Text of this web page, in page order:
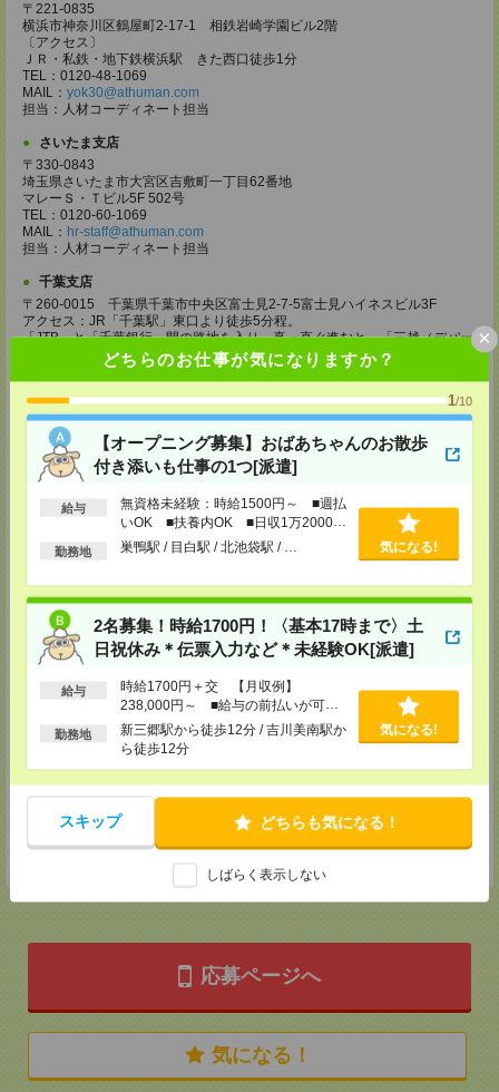
どちらのお仕事が気になりますか？
1/10
【オープニング募集】おばあちゃんのお散歩
付き添いも仕事の1つ[派遣]
給与
無資格未経験：時給1500円～ ■週払
いOK ■扶養内OK ■日収1万2000円
以上
勤務地 巣鴨駅 / 目白駅 / 北池袋駅 / … 気になる!
2名募集！時給1700円！〈基本17時まで〉土
日祝休み＊伝票入力など＊未経験OK[派遣]
給与
時給1700円＋交 【月収例】
238,000円～ ■給与の前払いが可能
な速払いサービスあり
勤務地
新三郷駅から徒歩12分 / 吉川美南駅か
ら徒歩12分
気になる!
スキップ どちらも気になる！
しばらく表示しない
×
〒221-0835
横浜市神奈川区鶴屋町2-17-1 相鉄岩崎学園ビル2階
〔アクセス〕
ＪＲ・私鉄・地下鉄横浜駅 きた西口徒歩1分
TEL：0120-48-1069
MAIL： yok30@athuman.com
担当：人材コーディネート担当
さいたま支店
〒330-0843
埼玉県さいたま市大宮区吉敷町一丁目62番地
マレーＳ・Ｔビル5F 502号
TEL：0120-60-1069
MAIL： hr-staff@athuman.com
担当：人材コーディネート担当
千葉支店
〒260-0015 千葉県千葉市中央区富士見2-7-5富士見ハイネスビル3F
アクセス：JR「千葉駅」東口より徒歩5分程。
「JTB」と「千葉銀行」間の路地を入り、真っ直ぐ進むと、「三越（デパー
ト）」のロゴの建物が見えてきます。建物の前を通り過ぎると、「三越」角
の交差点へ出ます。交差点を渡って右手に進みます。左手に1Fに「ファミ
TEL：0120-76-1069
MAIL：chi30@athuman.com
担当：コーディネート担当
高崎支店（旧：前橋支店）
群馬県高崎市八島町274 高崎高徳ビル 4F
[アクセス]
ＪＲ高崎駅より徒歩3分
MAIL：tks30@athuman.com
担当：人材コーディネート担当
宇都宮支店
栃木県宇都宮市大通り2-2-3 明治安田生命宇都宮大工町ビル2階
〔アクセス〕宇都宮駅より徒歩11分
TEL：0120-25-1069
utm30@athuman.com
担当：人材コーディネート担当
茨城支店
茨城県水戸市城南1-2-43 NKCビル 305号
〔アクセス〕水戸駅より徒歩5分
TEL：0120-25-1069
応募ページへ
気になる！